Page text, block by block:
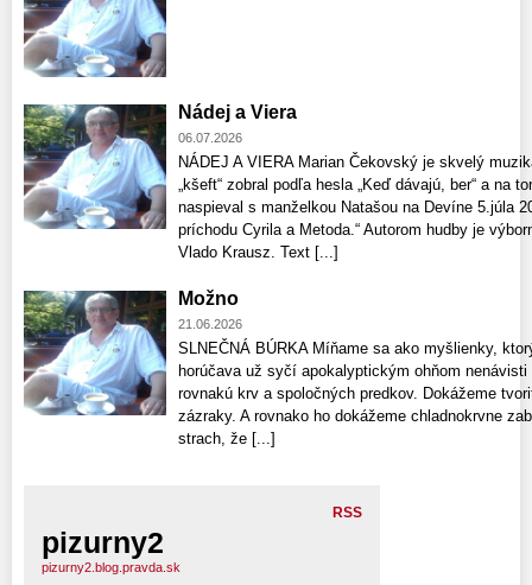
Nádej a Viera
06.07.2026
NÁDEJ A VIERA Marian Čekovský je skvelý
„kšeft“ zobral podľa hesla „Keď dávajú, ber“ a na
naspieval s manželkou Natašou na Devíne 5.júla
príchodu Cyrila a Metoda.“ Autorom hudby je
Vlado Krausz. Text [...]
Možno
21.06.2026
SLNEČNÁ BÚRKA Míňame sa ako myšlienky,
horúčava už syčí apokalyptickým ohňom
rovnakú krv a spoločných predkov. Dokážeme
zázraky. A rovnako ho dokážeme chladnokrvne
strach, že [...]
RSS
pizurny2
pizurny2.blog.pravda.sk